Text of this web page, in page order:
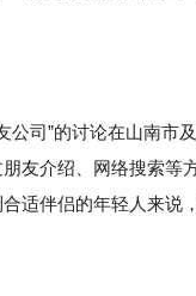
司”的讨论在山南市
友介绍、网络搜索等
伴侣的年轻人来说